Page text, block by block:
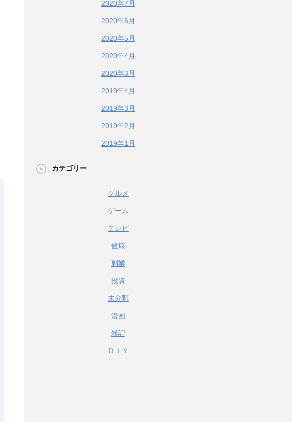
2020年7月
2020年6月
2020年5月
2020年4月
2020年3月
2019年4月
2019年3月
2019年2月
2019年1月
カテゴリー
グルメ
ゲーム
テレビ
健康
副業
投資
未分類
漫画
雑記
ＤＩＹ